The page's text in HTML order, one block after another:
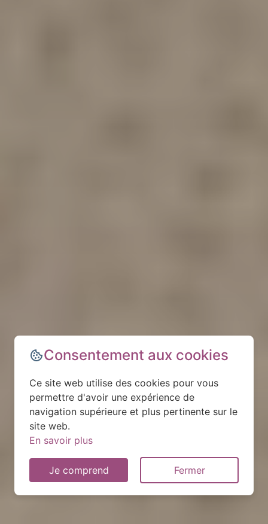
Consentement aux cookies
Ce site web utilise des cookies pour vous
permettre d'avoir une expérience de
navigation supérieure et plus pertinente sur le
site web.
En savoir plus
Je comprend Fermer